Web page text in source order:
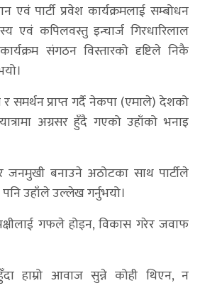
एवं पार्टी प्रवेश कार्यक्रमलाई सम्बोधन
एवं कपिलवस्तु इन्चार्ज गिरधारिलाल
संगठन विस्तारको दृष्टिले निकै
समर्थन प्राप्त गर्दै नेकपा (एमाले) देशको
अग्रसर हुँदै गएको उहाँको भनाइ
जनमुखी बनाउने अठोटका साथ पार्टीले
उहाँले उल्लेख गर्नुभयो।
गफले होइन, विकास गरेर जवाफ
हाम्रो आवाज सुन्ने कोही थिएन, न